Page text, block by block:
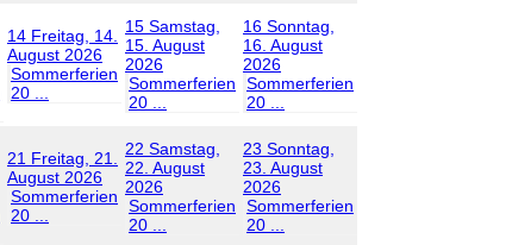
14 Freitag, 14.
August 2026
Sommerferien
20 ...
15 Samstag,
15. August
2026
Sommerferien
20 ...
16 Sonntag,
16. August
2026
Sommerferien
20 ...
21 Freitag, 21.
August 2026
Sommerferien
20 ...
22 Samstag,
22. August
2026
Sommerferien
20 ...
23 Sonntag,
23. August
2026
Sommerferien
20 ...